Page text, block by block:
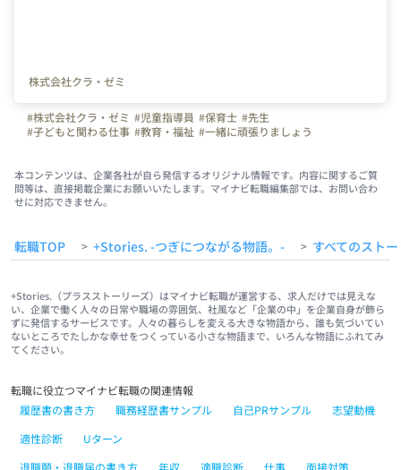
株式会社クラ・ゼミ
#株式会社クラ・ゼミ #児童指導員 #保育士 #先生
#子どもと関わる仕事 #教育・福祉 #一緒に頑張りましょう
本コンテンツは、企業各社が自ら発信するオリジナル情報です。内容に関するご質
問等は、直接掲載企業にお願いいたします。マイナビ転職編集部では、お問い合わ
せに対応できません。
転職TOP > +Stories. -つぎにつながる物語。- > すべてのスト
+Stories.（プラスストーリーズ）はマイナビ転職が運営する、求人だけでは見えな
い、企業で働く人々の日常や職場の雰囲気、社風など「企業の中」を企業自身が飾ら
ずに発信するサービスです。人々の暮らしを変える大きな物語から、誰も気づいてい
ないところでたしかな幸せをつくっている小さな物語まで、いろんな物語にふれてみ
てください。
転職に役立つマイナビ転職の関連情報
履歴書の書き方
職務経歴書サンプル 自己PRサンプル
志望動機
適性診断
Uターン
退職願・退職届の書き方
年収 適職診断 仕事 面接対策